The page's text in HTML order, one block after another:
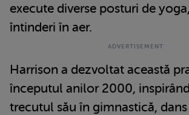
execute diverse posturi de
întinderi în aer.
Harrison a dezvoltat această
începutul anilor 2000,
trecutul său în gimnastică,